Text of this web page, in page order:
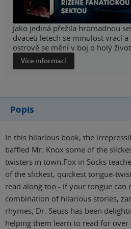
Jako jediná přežila hromadnou
dvaceti letech se minulost vrací
ostrově se mění v boj o holý život.
Více informací
Popis
In this hilarious book, the
baffled Mr. Knox some of the
twisters in town.Fox in Socks
of the slickest, quickest tongue-
read along too - if your tongue can
combination of hilarious stories,
rhymes, Dr. Seuss has been
helping them learn to read for